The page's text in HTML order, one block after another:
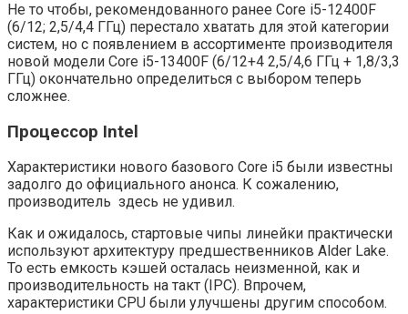
Не то чтобы, рекомендованного ранее Core i5-12400F
(6/12; 2,5/4,4 ГГц) перестало хватать для этой категории
систем, но с появлением в ассортименте производителя
новой модели Core i5-13400F (6/12+4 2,5/4,6 ГГц + 1,8/3,3
ГГц) окончательно определиться с выбором теперь
сложнее.
Процессор Intel
Характеристики нового базового Core i5 были известны
задолго до официального анонса. К сожалению,
производитель здесь не удивил.
Как и ожидалось, стартовые чипы линейки практически
используют архитектуру предшественников Alder Lake.
То есть емкость кэшей осталась неизменной, как и
производительность на такт (IPC). Впрочем,
характеристики CPU были улучшены другим способом.